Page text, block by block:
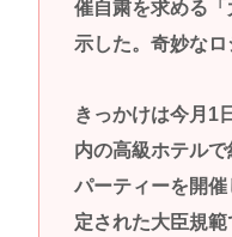
催自粛を求める
示した。奇妙なロ
きっかけは今月1
内の高級ホテル
パーティーを開
定された大臣規